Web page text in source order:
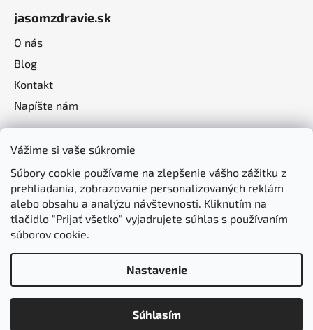
Vážime si vaše súkromie
Súbory cookie používame na zlepšenie vášho zážitku z
prehliadania, zobrazovanie personalizovaných reklám
alebo obsahu a analýzu návštevnosti. Kliknutím na
tlačidlo "Prijať všetko" vyjadrujete súhlas s používaním
súborov cookie.
Nastavenie
Súhlasím
jasomzdravie.sk
O nás
Blog
Kontakt
Napíšte nám
Vytvoril Shoptet
jasomzdravie.sk